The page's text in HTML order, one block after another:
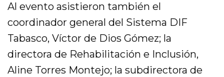
Al evento asistieron también el
coordinador general del Sistema DIF
Tabasco, Víctor de Dios Gómez; la
directora de Rehabilitación e Inclusión,
Aline Torres Montejo; la subdirectora de